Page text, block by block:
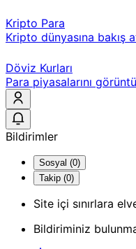
Kripto Para
Kripto dünyasına bakış
Döviz Kurları
Para piyasalarını
Bildirimler
Sosyal (0)
Takip (0)
Site içi sınırlara
Bildiriminiz